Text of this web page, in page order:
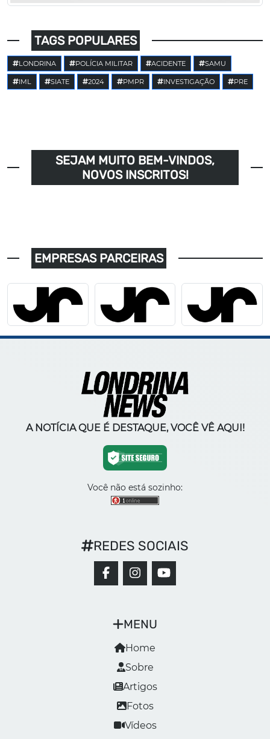
TAGS POPULARES
LONDRINA POLÍCIA MILITAR ACIDENTE SAMU
IML SIATE 2024 PMPR INVESTIGAÇÃO PRE
SEJAM MUITO BEM-VINDOS,
NOVOS INSCRITOS!
EMPRESAS PARCEIRAS
A NOTÍCIA QUE É DESTAQUE, VOCÊ VÊ AQUI!
Você não está sozinho:
MENU
Home
Sobre
Artigos
Fotos
Vídeos
REDES SOCIAIS